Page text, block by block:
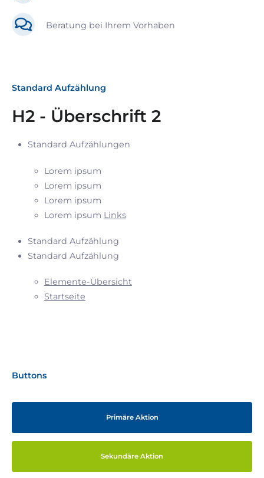
Beratung bei Ihrem Vorhaben
Standard Aufzählung
H2 - Überschrift 2
Standard Aufzählungen
Lorem ipsum
Lorem ipsum
Lorem ipsum
Lorem ipsum Links
Standard Aufzählung
Standard Aufzählung
Elemente-Übersicht
Startseite
Buttons
Primäre Aktion
Sekundäre Aktion